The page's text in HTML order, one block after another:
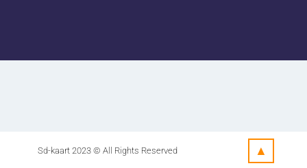
Sd-kaart 2023 © All Rights Reserved ▲